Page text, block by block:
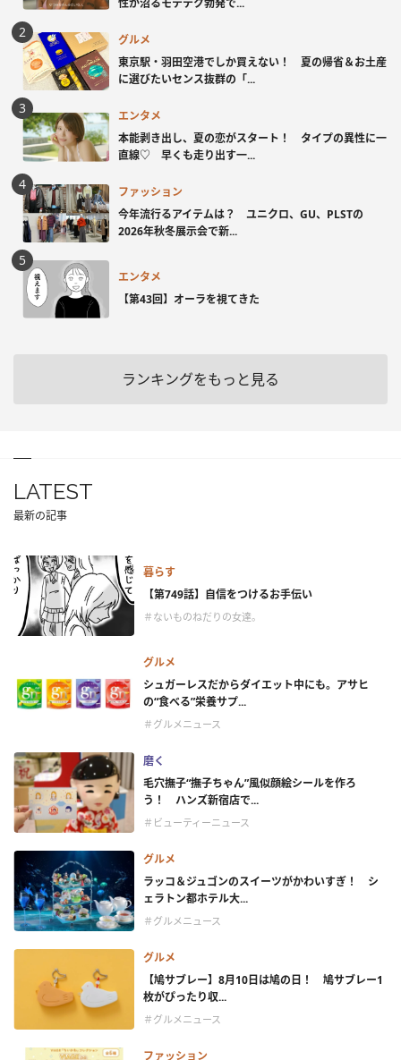
性が沼るモテテク勃発で...
グルメ
東京駅・羽田空港でしか買えない！ 夏の帰省＆お土産
に選びたいセンス抜群の「...
エンタメ
本能剥き出し、夏の恋がスタート！ タイプの異性に一
直線♡ 早くも走り出す一...
ファッション
今年流行るアイテムは？ ユニクロ、GU、PLSTの
2026年秋冬展示会で新...
エンタメ
【第43回】オーラを視てきた
ランキングをもっと見る
LATEST
最新の記事
暮らす
【第749話】自信をつけるお手伝い
＃ないものねだりの女達。
グルメ
シュガーレスだからダイエット中にも。アサヒ
の“食べる”栄養サプ...
＃グルメニュース
磨く
毛穴撫子“撫子ちゃん”風似顔絵シールを作ろ
う！ ハンズ新宿店で...
＃ビューティーニュース
グルメ
ラッコ＆ジュゴンのスイーツがかわいすぎ！ シ
ェラトン都ホテル大...
＃グルメニュース
グルメ
【鳩サブレー】8月10日は鳩の日！ 鳩サブレー1
枚がぴったり収...
＃グルメニュース
ファッション